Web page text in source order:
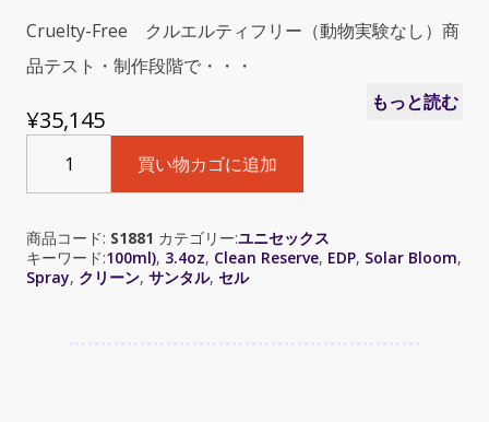
Cruelty-Free クルエルティフリー（動物実験なし）商
品テスト・制作段階で・・・
もっと読む
¥35,145
Reserve
-
Santal
(ク
リ
買い物カゴに追加
商品コード: S1881 カテゴリー:ユニセックス
キーワード:100ml), 3.4oz, Clean Reserve, EDP, Solar Bloom,
Spray, クリーン, サンタル, セル